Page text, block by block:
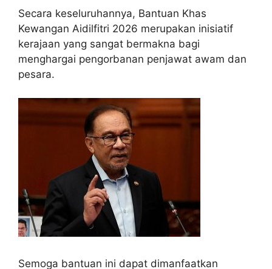
Secara keseluruhannya, Bantuan Khas
Kewangan Aidilfitri 2026 merupakan inisiatif
kerajaan yang sangat bermakna bagi
menghargai pengorbanan penjawat awam dan
pesara.
Semoga bantuan ini dapat dimanfaatkan